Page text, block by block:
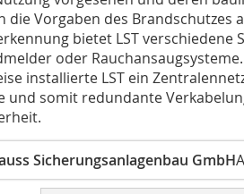
die Vorgaben des Brandschutzes
bietet LST verschiedene
oder
installierte LST ein
und somit redundante
Sicherungsanlagenbau GmbH